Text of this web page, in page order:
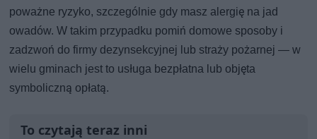
poważne ryzyko, szczególnie gdy masz alergię na jad
owadów. W takim przypadku pomiń domowe sposoby i
zadzwoń do firmy dezynsekcyjnej lub straży pożarnej — w
wielu gminach jest to usługa bezpłatna lub objęta
symboliczną opłatą.
To czytają teraz inni